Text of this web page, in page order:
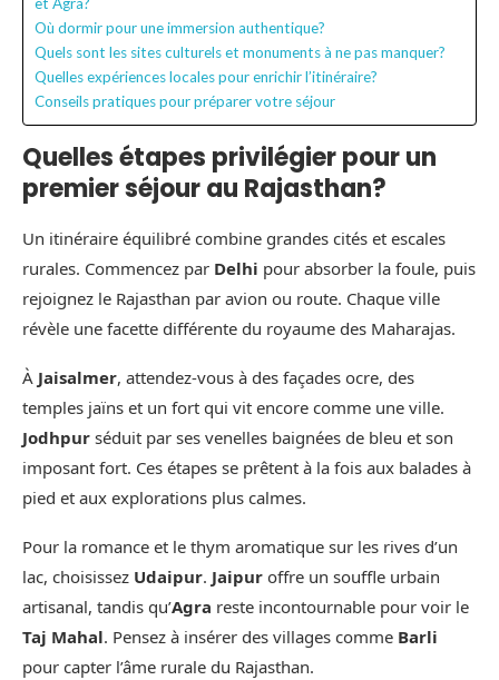
Où dormir pour une immersion authentique?
Quels sont les sites culturels et monuments à ne pas manquer?
Quelles expériences locales pour enrichir l’itinéraire?
Conseils pratiques pour préparer votre séjour
Quelles étapes privilégier pour un
premier séjour au Rajasthan?
Un itinéraire équilibré combine grandes cités et escales
rurales. Commencez par Delhi pour absorber la foule, puis
rejoignez le Rajasthan par avion ou route. Chaque ville
révèle une facette différente du royaume des Maharajas.
À Jaisalmer, attendez-vous à des façades ocre, des
temples jaïns et un fort qui vit encore comme une ville.
Jodhpur séduit par ses venelles baignées de bleu et son
imposant fort. Ces étapes se prêtent à la fois aux balades à
pied et aux explorations plus calmes.
Pour la romance et le thym aromatique sur les rives d’un
lac, choisissez Udaipur. Jaipur offre un souffle urbain
artisanal, tandis qu’Agra reste incontournable pour voir le
Taj Mahal. Pensez à insérer des villages comme Barli
pour capter l’âme rurale du Rajasthan.